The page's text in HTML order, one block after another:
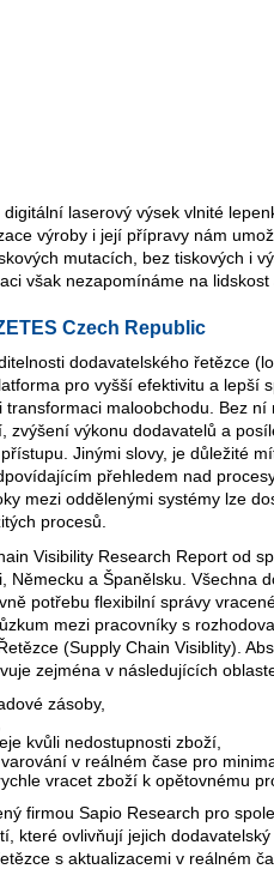
laserový výsek vlnité
výroby i její přípravy nám
mutacích, bez tiskových i
však nezapomínáme na
Czech Republic
dodavatelského řetězce
pro vyšší efektivitu a
transformaci maloobchodu. Bez
zvýšení výkonu dodavatelů a
Jinými slovy, je důležité
přehledem nad
mezi oddělenými systémy lze
procesů.
Visibility Research Report od
Německu a Španělsku. Všechna
potřebu flexibilní správy
mezi pracovníky s
(Supply Chain Visiblity).
zejména v následujících
zásoby,
kvůli nedostupnosti zboží,
v reálném čase pro
vracet zboží k opětovnému
firmou Sapio Research pro
které ovlivňují jejich
s aktualizacemi v reálném